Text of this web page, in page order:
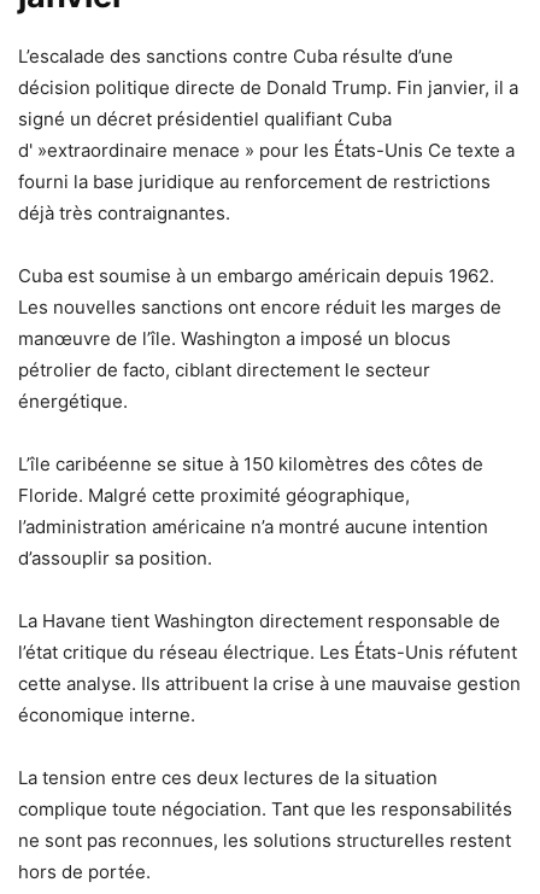
L’escalade des sanctions contre Cuba résulte d’une
décision politique directe de Donald Trump. Fin janvier, il a
signé un décret présidentiel qualifiant Cuba
d' »extraordinaire menace » pour les États-Unis Ce texte a
fourni la base juridique au renforcement de restrictions
déjà très contraignantes.
Cuba est soumise à un embargo américain depuis 1962.
Les nouvelles sanctions ont encore réduit les marges de
manœuvre de l’île. Washington a imposé un blocus
pétrolier de facto, ciblant directement le secteur
énergétique.
L’île caribéenne se situe à 150 kilomètres des côtes de
Floride. Malgré cette proximité géographique,
l’administration américaine n’a montré aucune intention
d’assouplir sa position.
La Havane tient Washington directement responsable de
l’état critique du réseau électrique. Les États-Unis réfutent
cette analyse. Ils attribuent la crise à une mauvaise gestion
économique interne.
La tension entre ces deux lectures de la situation
complique toute négociation. Tant que les responsabilités
ne sont pas reconnues, les solutions structurelles restent
hors de portée.